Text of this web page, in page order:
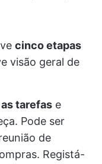
cinco etapas
visão geral de
tarefas e
Pode ser
de
Registá-